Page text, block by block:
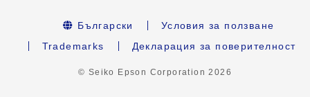
Български
Условия за ползване
Trademarks
Декларация за поверителност
© Seiko Epson Corporation2026